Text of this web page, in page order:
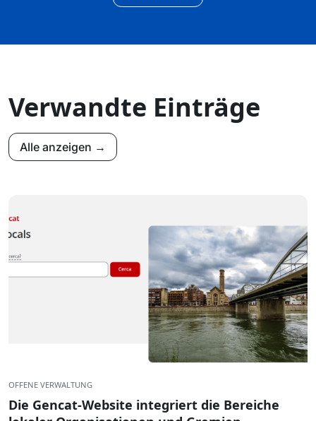
Verwandte Einträge
Alle anzeigen →
OFFENE VERWALTUNG
Die Gencat-Website integriert die Bereiche